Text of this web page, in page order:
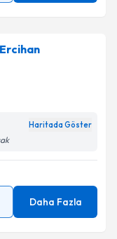
Haritada Göster
Daha Fazla